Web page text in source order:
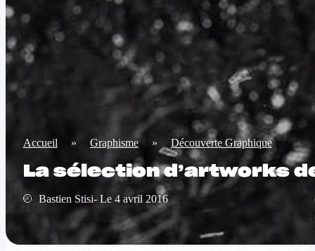
Accueil » Graphisme » Découverte Graphique
La sélection d’artworks
Bastien Stisi- Le 4 avril 2016